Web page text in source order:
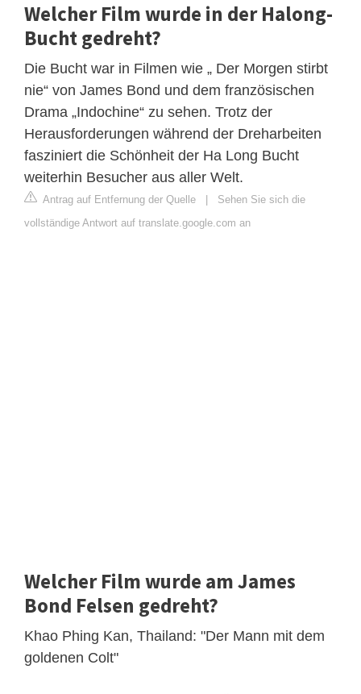
Welcher Film wurde in der Halong-
Bucht gedreht?
Die Bucht war in Filmen wie „ Der Morgen stirbt
nie“ von James Bond und dem französischen
Drama „Indochine“ zu sehen. Trotz der
Herausforderungen während der Dreharbeiten
fasziniert die Schönheit der Ha Long Bucht
weiterhin Besucher aus aller Welt.
Antrag auf Entfernung der Quelle
Sehen Sie sich die
vollständige Antwort auf translate.google.com an
Welcher Film wurde am James
Bond Felsen gedreht?
Khao Phing Kan, Thailand: "Der Mann mit dem
goldenen Colt"